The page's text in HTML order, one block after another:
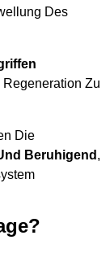
Des
Zu
Die
Beruhigend ,